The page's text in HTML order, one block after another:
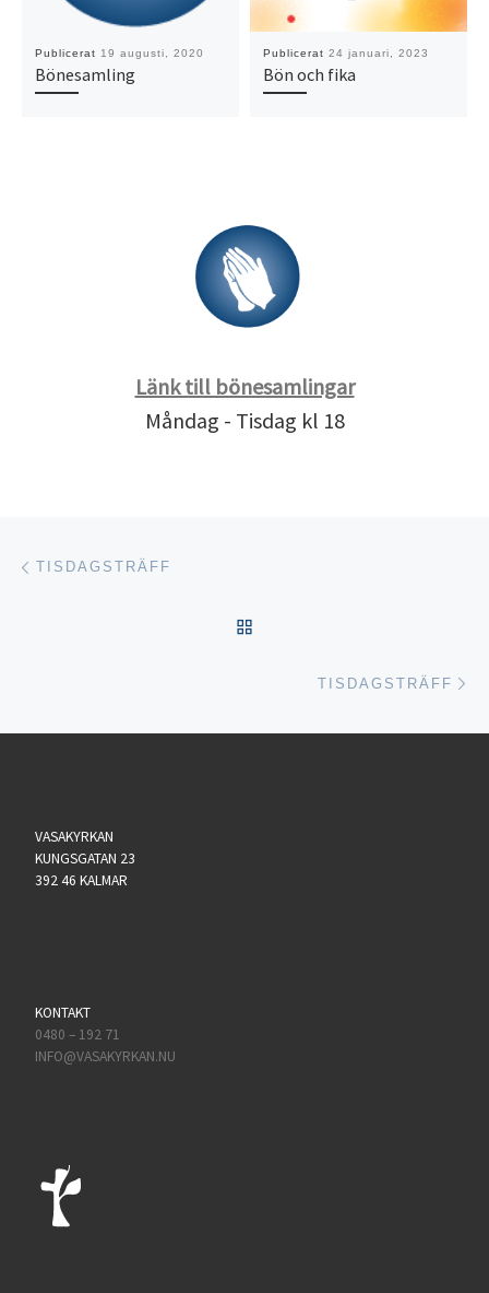
Publicerat 19 augusti, 2020
Bönesamling
Publicerat 24 januari, 2023
Bön och fika
Länk till bönesamlingar
Måndag - Tisdag kl 18
Inläggsnavigering
TISDAGSTRÄFF
TISDAGSTRÄFF
VASAKYRKAN
KUNGSGATAN 23
392 46 KALMAR
KONTAKT
0480 – 192 71
INFO@VASAKYRKAN.NU